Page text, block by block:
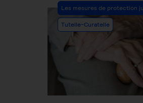
Post
Category:
Les mesures de protection
Tutelle-Curatelle